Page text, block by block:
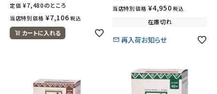
定価 ¥7,480のところ
当店特別価格 ¥7,106 税込
カートに入れる
当店特別価格 ¥4,950 税込
在庫切れ
再入荷お知らせ